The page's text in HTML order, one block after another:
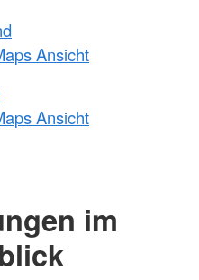
Ansicht
Ansicht
im